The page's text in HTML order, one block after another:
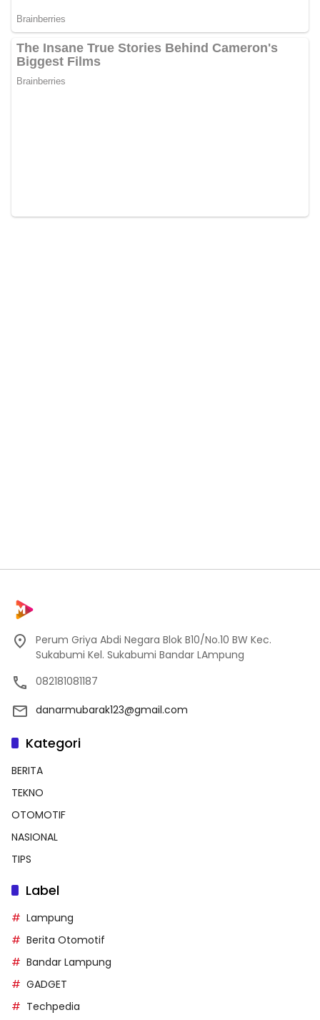
Perum Griya Abdi Negara Blok B10/No.10 BW Kec.
Sukabumi Kel. Sukabumi Bandar LAmpung
082181081187
danarmubarak123@gmail.com
Kategori
BERITA
TEKNO
OTOMOTIF
NASIONAL
TIPS
Label
Lampung
Berita Otomotif
Bandar Lampung
GADGET
Techpedia